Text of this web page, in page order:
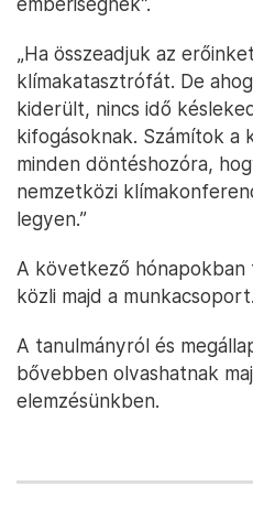
„Ha összeadjuk az
klímakatasztrófát. De
kiderült, nincs idő
kifogásoknak. Számítok a
minden döntéshozóra,
nemzetközi
legyen.”
A következő hónapokban
közli majd a munkacsoport.
A tanulmányról és
bővebben olvashatnak
elemzésünkben.